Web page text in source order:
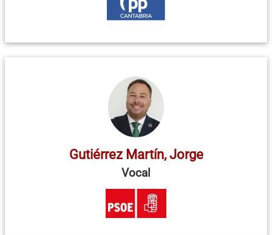
Gutiérrez Martín, Jorge
Vocal